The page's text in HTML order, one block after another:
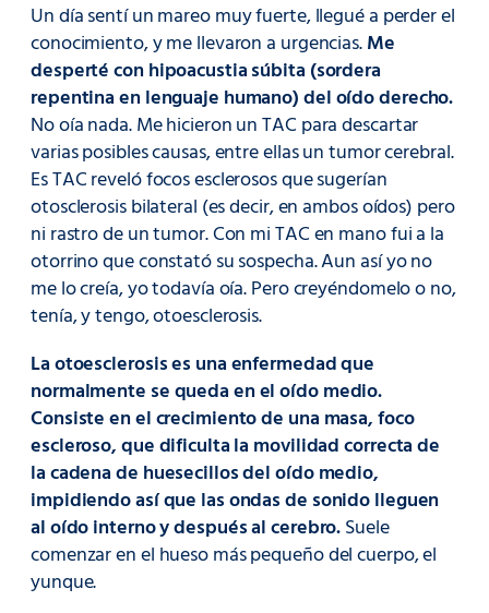
Un día sentí un mareo muy fuerte, llegué a perder el
conocimiento, y me llevaron a urgencias.Me
desperté con hipoacustia súbita (sordera
repentina en lenguaje humano) del oído derecho.
No oía nada. Me hicieron un TAC para descartar
varias posibles causas, entre ellas un tumor cerebral.
Es TAC reveló focos esclerosos que sugerían
otosclerosis bilateral (es decir, en ambos oídos) pero
ni rastro de un tumor. Con mi TAC en mano fui a la
otorrino que constató su sospecha. Aun así yo no
me lo creía, yo todavía oía. Pero creyéndomelo o no,
tenía, y tengo, otoesclerosis.
La otoesclerosis es una enfermedad que
normalmente se queda en el oído medio.
Consiste en el crecimiento de una masa, foco
escleroso, que dificulta la movilidad correcta de
la cadena de huesecillos del oído medio,
impidiendo así que las ondas de sonido lleguen
al oído interno y después al cerebro.Suele
comenzar en el hueso más pequeño del cuerpo, el
yunque.